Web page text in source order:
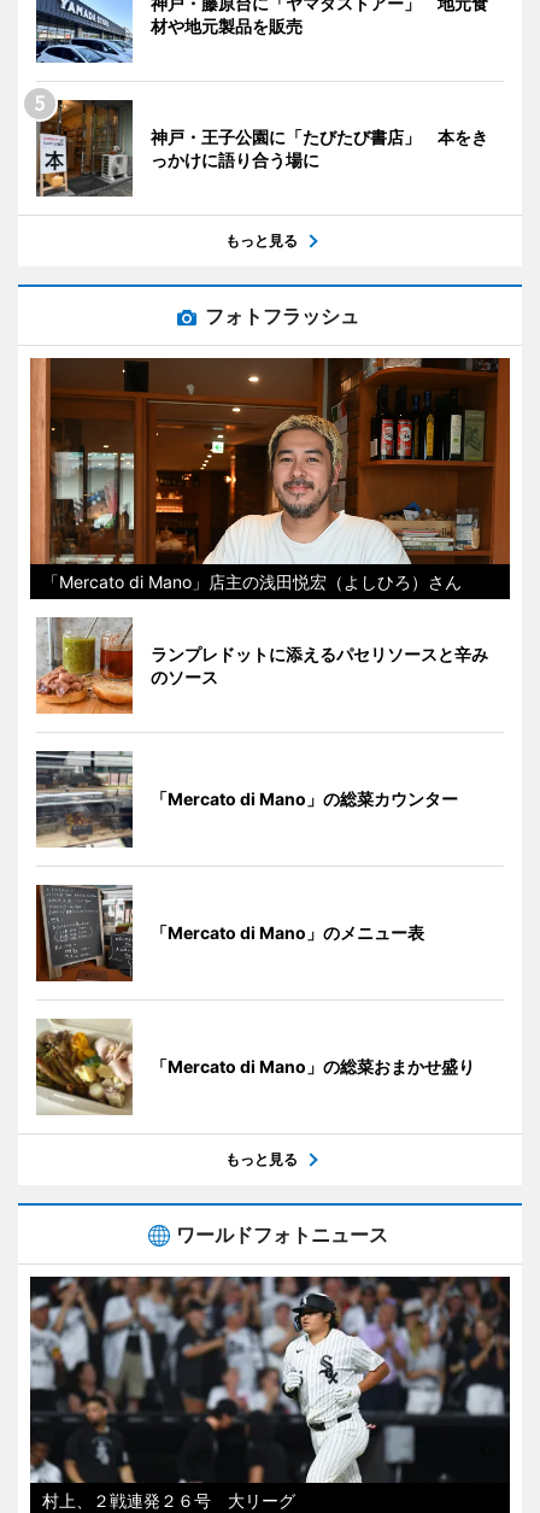
材や地元製品を販売
神戸・王子公園に「たびたび書店」 本をき
っかけに語り合う場に
もっと見る
フォトフラッシュ
「Mercato di Mano」店主の浅田悦宏（よしひろ）さん
ランプレドットに添えるパセリソースと辛み
のソース
「Mercato di Mano」の総菜カウンター
「Mercato di Mano」のメニュー表
「Mercato di Mano」の総菜おまかせ盛り
もっと見る
ワールドフォトニュース
村上、２戦連発２６号 大リーグ